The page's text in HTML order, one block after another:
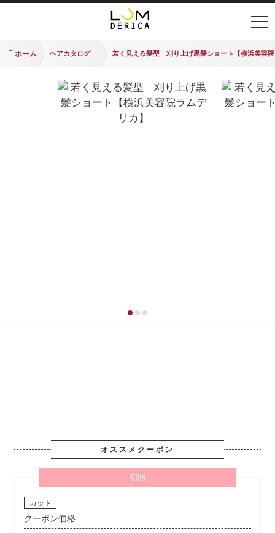
ホーム ヘアカタログ 若く見える髪型 刈り上げ黒髪ショート【横浜美容
オススメクーポン
初回
カット
クーポン価格